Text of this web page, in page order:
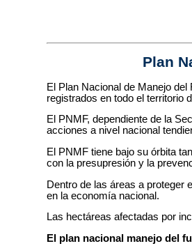
Plan
El Plan Nacional de Manejo
registrados en todo el territorio
El PNMF, dependiente de la
acciones a nivel nacional
El PNMF tiene bajo su órbita
con la presupresión y la
Dentro de las áreas a proteger
en la economía nacional.
Las hectáreas afectadas por
El plan nacional manejo del